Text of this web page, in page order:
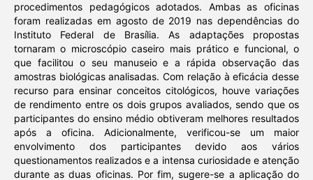
procedimentos pedagógicos adotados. Ambas as oficinas
foram realizadas em agosto de 2019 nas dependências do
Instituto Federal de Brasília. As adaptações propostas
tornaram o microscópio caseiro mais prático e funcional, o
que facilitou o seu manuseio e a rápida observação das
amostras biológicas analisadas. Com relação à eficácia desse
recurso para ensinar conceitos citológicos, houve variações
de rendimento entre os dois grupos avaliados, sendo que os
participantes do ensino médio obtiveram melhores resultados
após a oficina. Adicionalmente, verificou-se um maior
envolvimento dos participantes devido aos vários
questionamentos realizados e a intensa curiosidade e atenção
durante as duas oficinas. Por fim, sugere-se a aplicação do